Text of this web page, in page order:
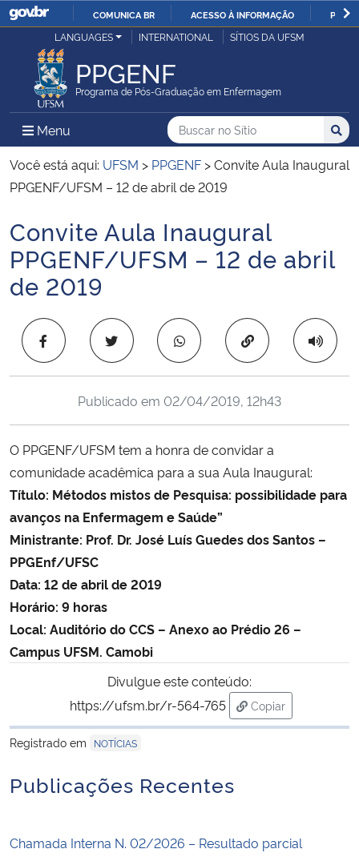
IR
COMUNICA BR ACESSO À INFORMAÇÃO
Ministério da Justiça e Segurança Pública
Ministério da Defesa
Ministério das Relações Exteriores
Ministério da Infraestrutura
Ministério da Agricultura, Pecuária e Abastecimento
Ministério da Educação
Ministério de Minas e Energia
Ministério da Ciência, Tecnologia, Inovações e Comunicações
Ministério do Meio Ambiente
Ministério do Turismo
Ministério do Desenvolvimento Regional
Ministério da Mulher, da Família e dos Direitos Humanos
Secretaria-Geral
Secretaria de Governo
Gabinete de Segurança Institucional
LANGUAGES INTERNATIONAL SÍTIOS DA UFSM
PPGENF
Programa de Pós-Graduação em Enfermagem
Menu Menu Principal do Sítio
Busca
Buscar no no Sítio
Busca:
Você está aqui: UFSM > PPGENF >Convite Aula Inaugural
PPGENF/UFSM – 12 de abril de 2019
Início do conteúdo
Convite Aula Inaugural
PPGENF/UFSM – 12 de abril
de 2019
Copiar para área
Publicado em 02/04/2019, 12h43
O PPGENF/UFSM tem a honra de convidar a
comunidade acadêmica para a sua Aula Inaugural:
Título: Métodos mistos de Pesquisa: possibilidade para
avanços na Enfermagem e Saúde”
Ministrante: Prof. Dr. José Luís Guedes dos Santos –
PPGEnf/UFSC
Data: 12 de abril de 2019
Horário: 9 horas
Local: Auditório do CCS – Anexo ao Prédio 26 –
Campus UFSM. Camobi
Divulgue este conteúdo:
https://ufsm.br/r-564-765
Copiar
para área de
Registrado em
NOTÍCIAS
Publicações Recentes
Chamada Interna N. 02/2026 – Resultado parcial